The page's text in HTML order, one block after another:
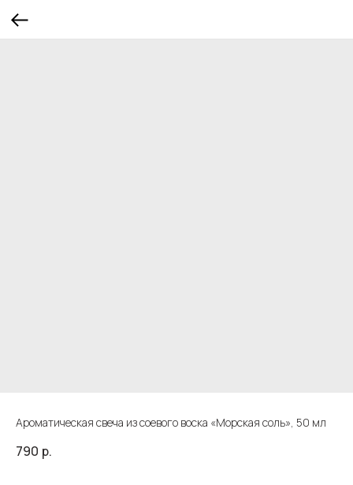
Ароматическая свеча из соевого воска «Морская соль», 50 мл
790 р.